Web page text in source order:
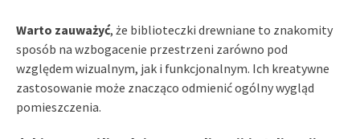
Warto zauważyć, że biblioteczki drewniane to znakomity
sposób na wzbogacenie przestrzeni zarówno pod
względem wizualnym, jak i funkcjonalnym. Ich kreatywne
zastosowanie może znacząco odmienić ogólny wygląd
pomieszczenia.